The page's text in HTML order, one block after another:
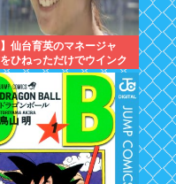
】仙台育英のマネージャ
ひねっただけでウインク
にされてしまうｗｗｗ